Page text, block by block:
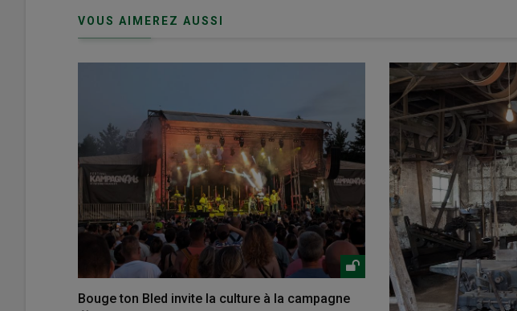
VOUS AIMEREZ AUSSI
Bouge ton Bled invite la culture à la campagne